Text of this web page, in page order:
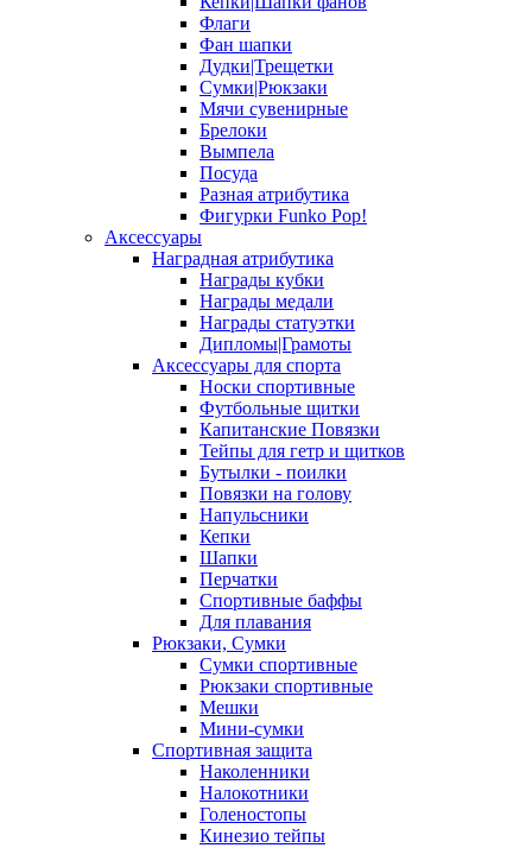
Флаги
Фан шапки
Дудки|Трещетки
Сумки|Рюкзаки
Мячи сувенирные
Брелоки
Вымпела
Посуда
Разная атрибутика
Фигурки Funko Pop!
Аксессуары
Наградная атрибутика
Награды кубки
Награды медали
Награды статуэтки
Дипломы|Грамоты
Аксессуары для спорта
Носки спортивные
Футбольные щитки
Капитанские Повязки
Тейпы для гетр и щитков
Бутылки - поилки
Повязки на голову
Напульсники
Кепки
Шапки
Перчатки
Спортивные баффы
Для плавания
Рюкзаки, Сумки
Сумки спортивные
Рюкзаки спортивные
Мешки
Мини-сумки
Спортивная защита
Наколенники
Налокотники
Голеностопы
Кинезио тейпы